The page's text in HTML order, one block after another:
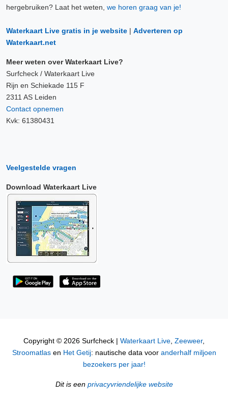
hergebruiken? Laat het weten, we horen graag van je!
Waterkaart Live gratis in je website | Adverteren op
Waterkaart.net
Meer weten over Waterkaart Live?
Surfcheck / Waterkaart Live
Rijn en Schiekade 115 F
2311 AS Leiden
Contact opnemen
Kvk: 61380431
Veelgestelde vragen
Download Waterkaart Live
Copyright © 2026 Surfcheck | Waterkaart Live, Zeeweer,
Stroomatlasen Het Getij: nautische data voor anderhalf miljoen
bezoekers per jaar!
Dit is een privacyvriendelijke website